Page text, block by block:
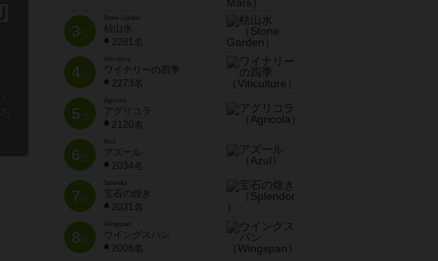
3位
Stone Garden
枯山水
2281名
4位
Viticulture
ワイナリーの四季
2273名
5位
Agricola
アグリコラ
2120名
6位
Azul
アズール
2034名
7位
宝石の煌き
2031名
8位
Wingspan
ウイングスパン
2006名